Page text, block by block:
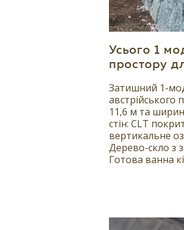
Усього 1
простору
Затишний 1-
11,6 м та
стін: CLT
вертикальне
Дерево-скло з
Готова ванна